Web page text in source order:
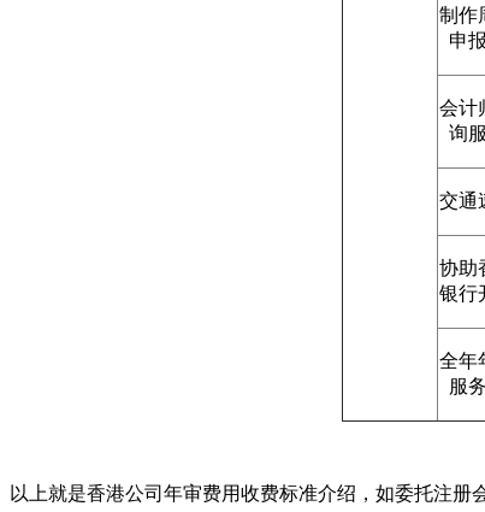
制作
申
会计
询
交通
协助
银行
全年
服
以上就是香港公司年审费用收费标准介绍，如委托注